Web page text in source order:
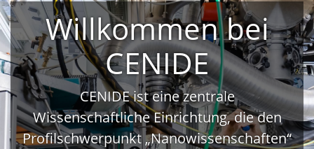
Willkommen bei
CENIDE
CENIDE ist eine zentrale
Wissenschaftliche Einrichtung, die den
Profilschwerpunkt „Nanowissenschaften“